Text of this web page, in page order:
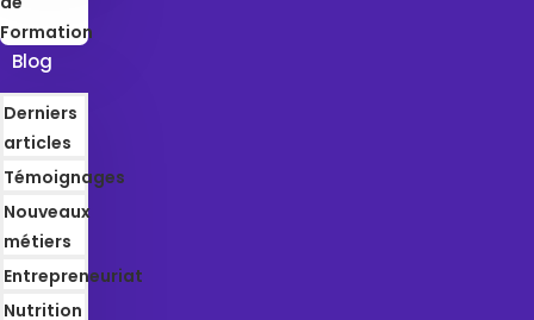
Formation
Blog
Derniers
articles
Témoignages
Nouveaux
métiers
Entrepreneuriat
Nutrition